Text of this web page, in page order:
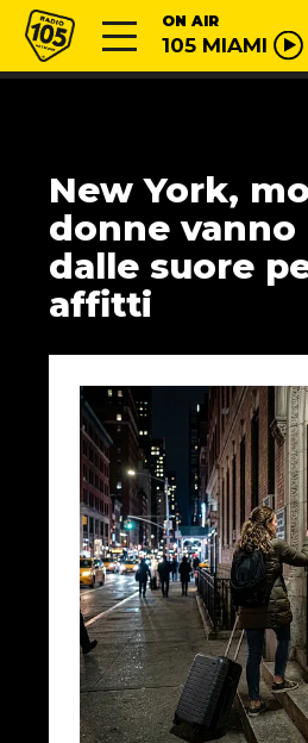
Vai al contenuto
Radio 105 ON AIR
105 MIAMI
New York,
donne vanno
dalle suore
affitti